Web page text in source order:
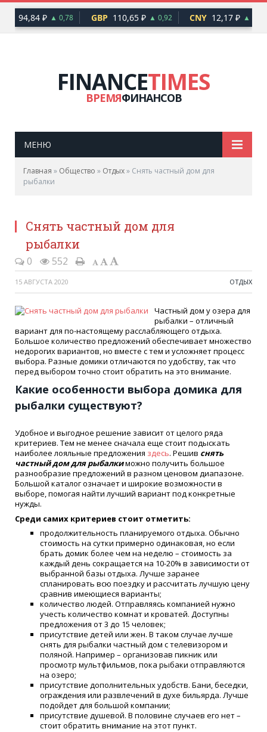
94,84 ₽ ▲ 0,78 GBP 110,65 ₽ ▲ 0,92 CNY 12,17 ₽ ▲ 0,10
FINANCETIMES
ВРЕМЯФИНАНСОВ
МЕНЮ
Главная » Общество » Отдых» Снять частный дом для
рыбалки
Снять частный дом для
рыбалки
0 552
15 АВГУСТА 2020 ОТДЫХ
Частный дом у озера для
рыбалки – отличный
вариант для по-настоящему расслабляющего отдыха.
Большое количество предложений обеспечивает множество
недорогих вариантов, но вместе с тем и усложняет процесс
выбора. Разные домики отличаются по удобству, так что
перед выбором точно стоит обратить на это внимание.
Какие особенности выбора домика для
рыбалки существуют?
Удобное и выгодное решение зависит от целого ряда
критериев. Тем не менее сначала еще стоит подыскать
наиболее лояльные предложения здесь. Решив снять
частный дом для рыбалкиможно получить большое
разнообразие предложений в разном ценовом диапазоне.
Большой каталог означает и широкие возможности в
выборе, помогая найти лучший вариант под конкретные
нужды.
Среди самих критериев стоит отметить:
продолжительность планируемого отдыха. Обычно
стоимость на сутки примерно одинаковая, но если
брать домик более чем на неделю – стоимость за
каждый день сокращается на 10-20% в зависимости от
выбранной базы отдыха. Лучше заранее
спланировать всю поездку и рассчитать лучшую цену
сравнив имеющиеся варианты;
количество людей. Отправляясь компанией нужно
учесть количество комнат и кроватей. Доступны
предложения от 3 до 15 человек;
присутствие детей или жен. В таком случае лучше
снять для рыбалки частный дом с телевизором и
поляной. Например – организовав пикник или
просмотр мультфильмов, пока рыбаки отправляются
на озеро;
присутствие дополнительных удобств. Бани, беседки,
ограждения или развлечений в духе бильярда. Лучше
подойдет для большой компании;
присутствие душевой. В половине случаев его нет –
стоит обратить внимание на этот пункт.